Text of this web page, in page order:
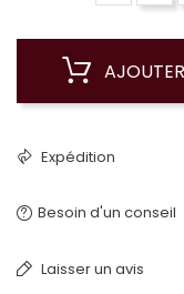
Expédition
Besoin d'un conseil
Laisser un avis